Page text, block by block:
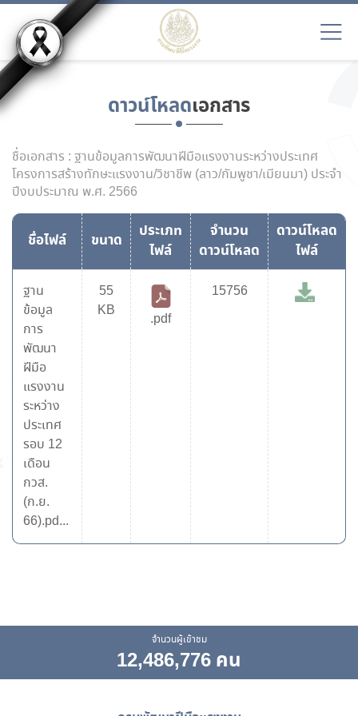
ดาวน์โหลดเอกสาร
ชื่อเอกสาร : ฐานข้อมูลการพัฒนาฝีมือแรงงานระหว่างประเทศ
โครงการสร้างทักษะแรงงาน/วิชาชีพ (ลาว/กัมพูชา/เมียนมา) ประจำ
ปีงบประมาณ พ.ศ. 2566
ชื่อไฟล์ ขนาด
ประเภท
ไฟล์
จำนวน
ดาวน์โหลด
ดาวน์โหลด
ไฟล์
ฐาน
ข้อมูล
การ
พัฒนา
ฝีมือ
แรงงาน
ระหว่าง
ประเทศ
รอบ 12
เดือน
กวส.
(ก.ย.
66).pd...
55
KB
.pdf
15756
จำนวนผู้เข้าชม
12,486,776 คน